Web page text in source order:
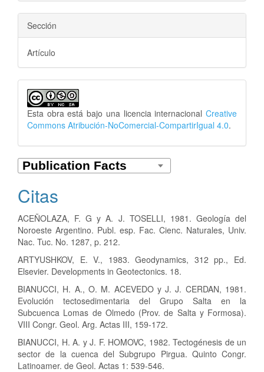
Sección
Artículo
Esta obra está bajo una licencia internacional Creative
Commons Atribución-NoComercial-CompartirIgual 4.0.
Citas
ACEÑOLAZA, F. G y A. J. TOSELLI, 1981. Geología del
Noroeste Argentino. Publ. esp. Fac. Cienc. Naturales, Univ.
Nac. Tuc. No. 1287, p. 212.
ARTYUSHKOV, E. V., 1983. Geodynamics, 312 pp., Ed.
Elsevier. Developments in Geotectonics. 18.
BIANUCCI, H. A., O. M. ACEVEDO y J. J. CERDAN, 1981.
Evolución tectosedimentaria del Grupo Salta en la
Subcuenca Lomas de Olmedo (Prov. de Salta y Formosa).
VIII Congr. Geol. Arg. Actas III, 159-172.
BIANUCCI, H. A. y J. F. HOMOVC, 1982. Tectogénesis de un
sector de la cuenca del Subgrupo Pirgua. Quinto Congr.
Latinoamer. de Geol. Actas 1: 539-546.